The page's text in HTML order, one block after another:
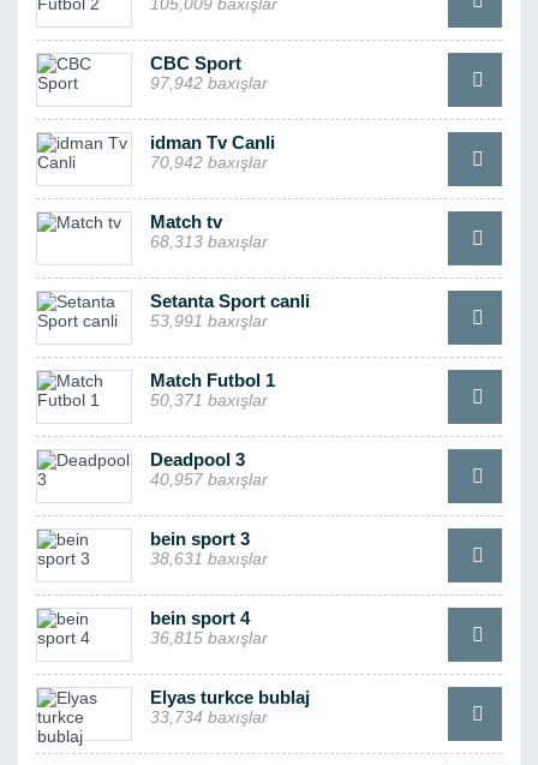
105,009 baxışlar
CBC Sport
97,942 baxışlar
idman Tv Canli
70,942 baxışlar
Match tv
68,313 baxışlar
Setanta Sport canli
53,991 baxışlar
Match Futbol 1
50,371 baxışlar
Deadpool 3
40,957 baxışlar
bein sport 3
38,631 baxışlar
bein sport 4
36,815 baxışlar
Elyas turkce bublaj
33,734 baxışlar